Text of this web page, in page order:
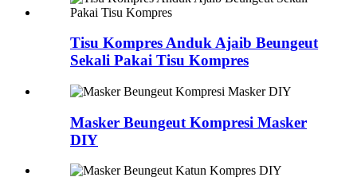
Tisu Kompres Anduk Ajaib Beungeut
Sekali Pakai Tisu Kompres
Masker Beungeut Kompresi Masker
DIY